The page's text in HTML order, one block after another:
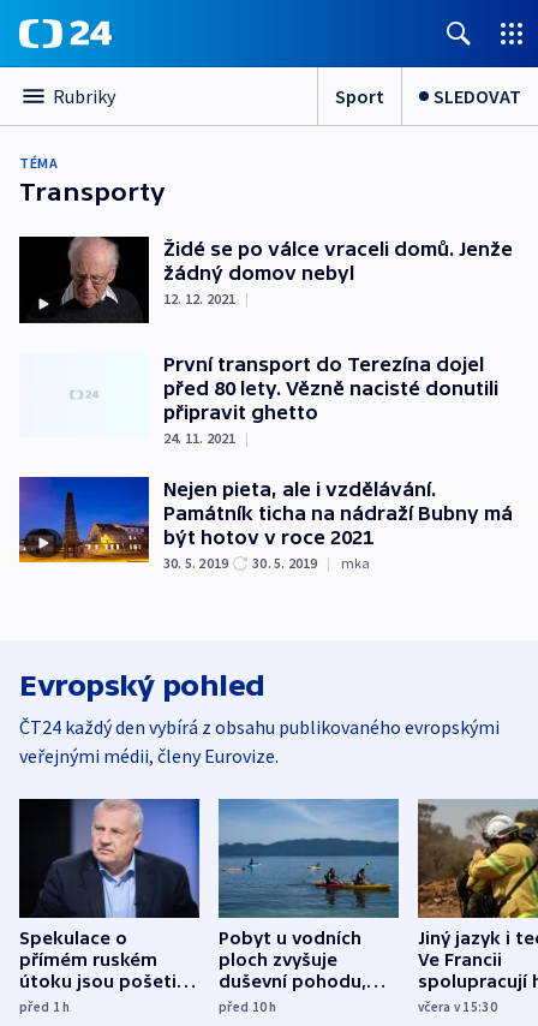
Rubriky Sport SLEDOVAT
TÉMA
Transporty
Židé se po válce vraceli domů. Jenže
žádný domov nebyl
12. 12. 2021 |
První transport do Terezína dojel
před 80 lety. Vězně nacisté donutili
připravit ghetto
24. 11. 2021 |
Nejen pieta, ale i vzdělávání.
Památník ticha na nádraží Bubny má
být hotov v roce 2021
30. 5. 2019 30. 5. 2019 | mka
Evropský pohled
ČT24 každý den vybírá z obsahu publikovaného evropskými
veřejnými médii, členy Eurovize.
Spekulace o
přímém ruském
útoku jsou pošetilé,
míní estonský
před 1h
Pobyt u vodních
ploch zvyšuje
duševní pohodu,
ukázala
před 10h
Jiný jazyk i
Ve Francii
spolupracují
různých zemí
včera v 15:30